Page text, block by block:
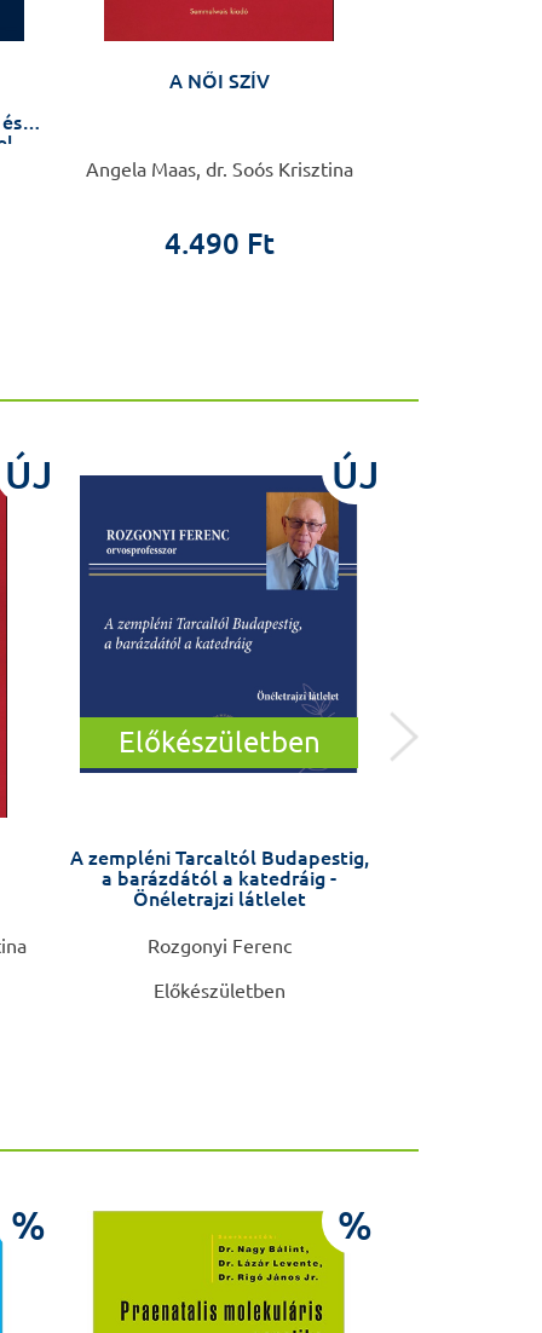
A NŐI SZÍV
Angela Maas, dr. Soós Krisztina
4.490 Ft
ÚJ ÚJ
Előkészületben
A zempléni Tarcaltól Budapestig,
a barázdától a katedráig -
Önéletrajzi látlelet
Rozgonyi Ferenc
Előkészületben
% %